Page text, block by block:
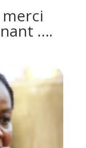
merci
….